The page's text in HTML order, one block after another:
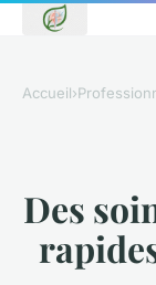
Accueil›
Des